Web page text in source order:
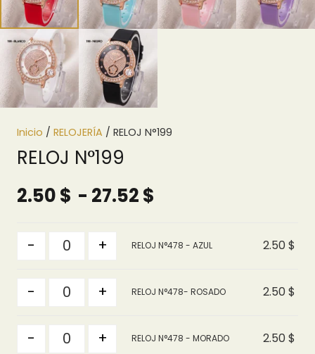
Inicio / RELOJERÍA / RELOJ N°199
RELOJ N°199
2.50$ - 27.52$
desde
hasta
Cantidad
- + RELOJ N°478 - AZUL 2.50 $
Cantidad
- + RELOJ N°478- ROSADO 2.50 $
Cantidad
- + RELOJ N°478 - MORADO 2.50 $